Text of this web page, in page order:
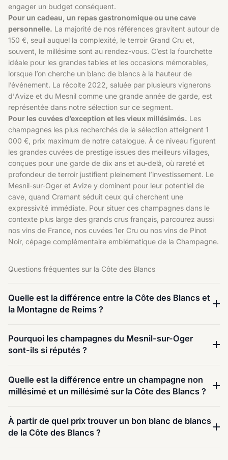
engager un budget conséquent.
Pour un cadeau, un repas gastronomique ou une cave
personnelle. La majorité de nos références gravitent autour de
150 €, seuil auquel la complexité, le terroir Grand Cru et,
souvent, le millésime sont au rendez-vous. C’est la fourchette
idéale pour les grandes tables et les occasions mémorables,
lorsque l’on cherche un blanc de blancs à la hauteur de
l’événement. La récolte 2022, saluée par plusieurs vignerons
d’Avize et du Mesnil comme une grande année de garde, est
représentée dans notre sélection sur ce segment.
Pour les cuvées d’exception et les vieux millésimés. Les
champagnes les plus recherchés de la sélection atteignent 1
000 €, prix maximum de notre catalogue. À ce niveau figurent
les grandes cuvées de prestige issues des meilleurs villages,
conçues pour une garde de dix ans et au-delà, où rareté et
profondeur de terroir justifient pleinement l’investissement. Le
Mesnil-sur-Oger et Avize y dominent pour leur potentiel de
cave, quand Cramant séduit ceux qui cherchent une
expressivité immédiate. Pour situer ces champagnes dans le
contexte plus large des grands crus français, parcourez aussi
nos vins de France , nos cuvées 1er Cru ou nos vins de Pinot
Noir, cépage complémentaire emblématique de la Champagne.
Questions fréquentes sur la Côte des Blancs
Quelle est la différence entre la Côte des Blancs et
la Montagne de Reims ?
Pourquoi les champagnes du Mesnil-sur-Oger
sont-ils si réputés ?
Quelle est la différence entre un champagne non
millésimé et un millésimé sur la Côte des Blancs ?
À partir de quel prix trouver un bon blanc de blancs
de la Côte des Blancs ?